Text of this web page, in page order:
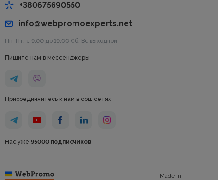
+380675690550
info@webpromoexperts.net
Пн-Пт: с 9:00 до 19:00 Cб, Вс выходной
Пишите нам в мессенджеры
Присоединяйтесь к нам в соц. сетях
Нас уже 95000 подписчиков
Made in